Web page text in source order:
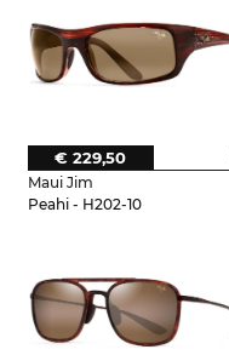
Maui Jim
Peahi - H202-10
€ 229,50